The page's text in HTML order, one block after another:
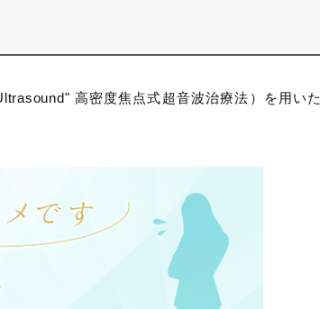
高密度焦点式超音波治療法）を用いた